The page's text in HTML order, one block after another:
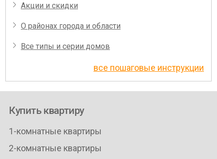
Акции и скидки
О районах города и области
Все типы и серии домов
все пошаговые инструкции
Купить квартиру
1-комнатные квартиры
2-комнатные квартиры